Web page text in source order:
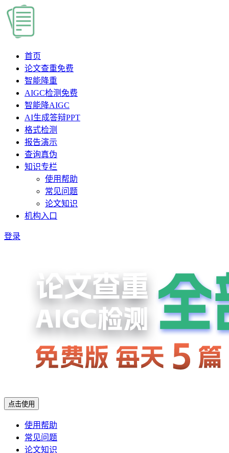
首页
论文查重免费
智能降重
AIGC检测 免费
智能降AIGC
AI生成答辩PPT
格式检测
报告演示
查询真伪
知识专栏
使用帮助
常见问题
论文知识
机构入口
登录
点击使用
使用帮助
常见问题
论文知识